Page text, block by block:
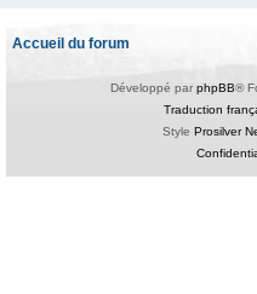
Accueil du forum
Développé par phpBB®
Traduction
Style Prosilver